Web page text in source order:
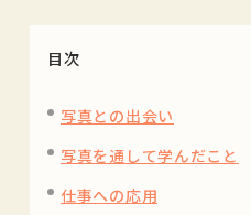
目次
写真との出会い
写真を通して学んだこと
仕事への応用